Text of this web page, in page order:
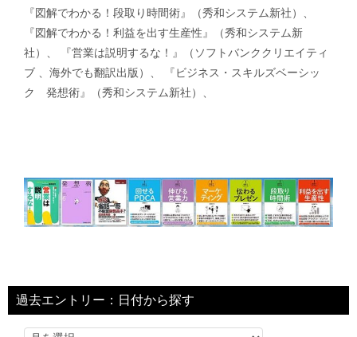
『図解でわかる！段取り時間術』（秀和システム新社）、
『図解でわかる！利益を出す生産性』（秀和システム新
社）、 『営業は説明するな！』（ソフトバンククリエイティ
ブ 、海外でも翻訳出版）、 『ビジネス・スキルズベーシッ
ク 発想術』（秀和システム新社）、
過去エントリー：日付から探す